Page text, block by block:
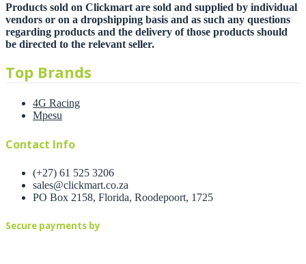
Products sold on Clickmart are sold and supplied by individual
vendors or on a dropshipping basis and as such any questions
regarding products and the delivery of those products should
be directed to the relevant seller.
Top Brands
4G Racing
Mpesu
Contact Info
(+27) 61 525 3206
sales@clickmart.co.za
PO Box 2158, Florida, Roodepoort, 1725
Secure payments by